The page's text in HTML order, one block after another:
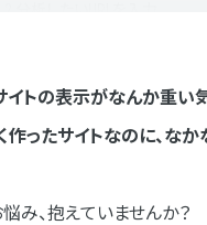
目の確認方法
2.パフォーマンスの問題を診断
イトの表示がなんか重い
作ったサイトなのに、な
み、抱えていませんか？